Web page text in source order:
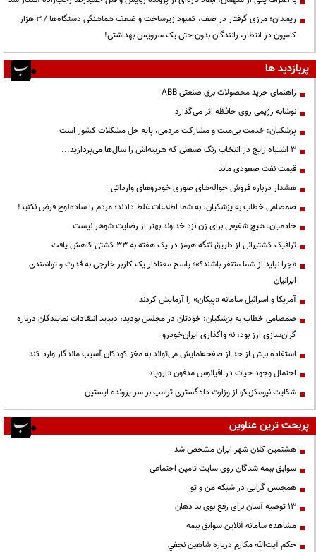
ریمـدان؛ مرزی گرفتار در صف، کمبود زیرساخت و ضعف هماهنگی دستگاه‌ها / ۳ هزار
کامیون در انتظار، رانندگان بدون حتی یک سرویس بهداشتی!
پربازدید ها
راهنمای خرید محصولات برق صنعتی ABB
نوشابه رژیمی روی حافظه اثر می‌گذارد
پزشکیان: خدمت بی‌منت و مشارکت مردمی، پایه حل مشکلات کشور است
3 اشتباه رایج در انتخاب رنگ صنعتی که هزینه‌اش را سال‌ها می‌پردازید...
قیمت نفت صعودی ماند
هشدار درباره فروش حواله‌های صوری خودروهای وارداتی
صمصامی خطاب به پزشکیان: به شما اطلاعات غلط دادند؛ مردم را ساده‌لوح فرض نکنید!
خادمیان: هیچ شفیعی برای زن نزد خداوند بهتر از رضایت شوهر نیست
ترافیک کشتیرانی از طریق تنگه هرمز در یک هفته به ۳۳ کشتی کاهش یافت
«چرا نباید از شما متنفر باشند؟»؛ پاسخ معنادار یک کاربر خارجی به قدرت و توانمندی
ایرانیان
آمریکا و اسرائیل سامانه «پیکان» را آزمایش کردند
صمصامی خطاب به پزشکیان: خودتان در مجلس بودید؛ دیدید انتقادات نمایندگان درباره
گران‌سازی ارز بود، نه واگذاری ایران‌خودرو
استفاده بیش از حد از صفحه‌نمایش می‌تواند به مغز کودکان آسیب ماندگار وارد کند
احتمال وجود حیات در اقیانوس مدفون «اروپا»
شکایت نیومکزیکو از وزارت دادگستری ترامپ بر سر پرونده اپستین
پربحث ترین عناوین
هشتمین کلان شهر ایران مشخص شد
سوابق بیمه شدگان روی سایت تامین اجتماعی
همجنس گرایی در شبکه من و تو
13 توصیه آسان برای رفع بوی بد دهان
مشاهده سامانه آنلاين سوابق بیمه
حكم آيت‌الله مكارم درباره شاهين نجفي